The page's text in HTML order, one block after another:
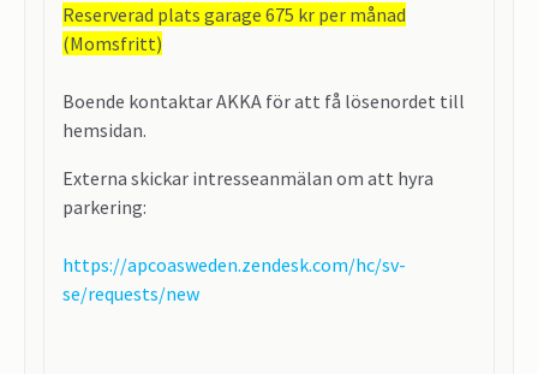
Reserverad plats garage 675 kr per månad
(Momsfritt)
Boende kontaktar AKKA för att få lösenordet till
hemsidan.
Externa skickar intresseanmälan om att hyra
parkering:
https://apcoasweden.zendesk.com/hc/sv-
se/requests/new